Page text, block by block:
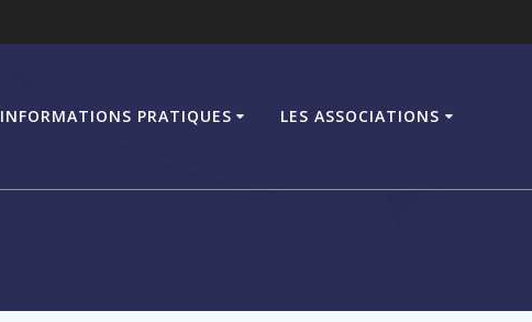
INFORMATIONS PRATIQUES LES ASSOCIATIONS